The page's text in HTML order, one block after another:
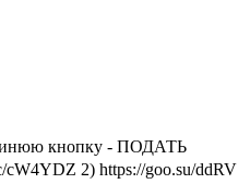
кнопку - ПОДАТЬ
2) https://goo.su/ddRV